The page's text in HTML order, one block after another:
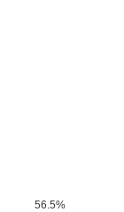
56.5%